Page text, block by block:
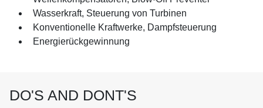
Wasserkraft, Steuerung von Turbinen
Konventionelle Kraftwerke, Dampfsteuerung
Energierückgewinnung
DO'S AND DONT'S